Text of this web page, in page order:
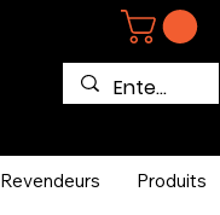
Revendeurs Produits